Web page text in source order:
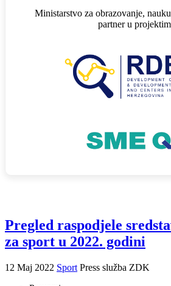
Ministarstvo za obrazovanje,
partner u
Pregled raspodjele
za sport u 2022. godini
12 Maj 2022 Sport Press služba ZDK